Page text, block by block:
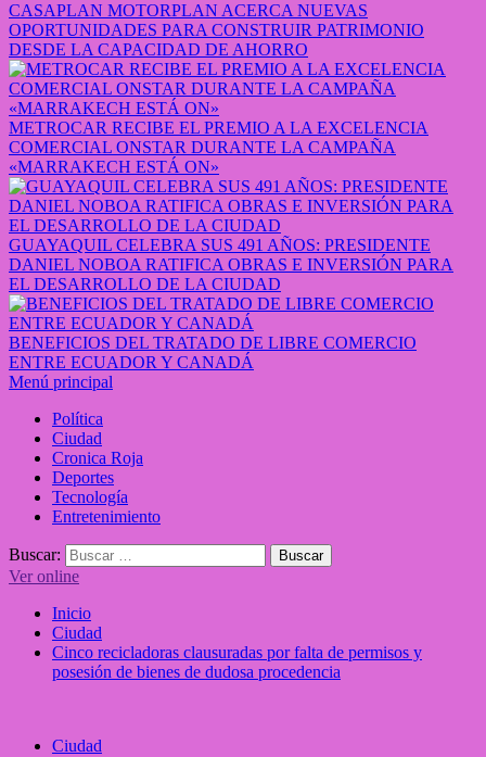
CASAPLAN MOTORPLAN ACERCA NUEVAS
OPORTUNIDADES PARA CONSTRUIR PATRIMONIO
DESDE LA CAPACIDAD DE AHORRO
METROCAR RECIBE EL PREMIO A LA EXCELENCIA
COMERCIAL ONSTAR DURANTE LA CAMPAÑA
«MARRAKECH ESTÁ ON»
GUAYAQUIL CELEBRA SUS 491 AÑOS: PRESIDENTE
DANIEL NOBOA RATIFICA OBRAS E INVERSIÓN PARA
EL DESARROLLO DE LA CIUDAD
BENEFICIOS DEL TRATADO DE LIBRE COMERCIO
ENTRE ECUADOR Y CANADÁ
Menú principal
Política
Ciudad
Cronica Roja
Deportes
Tecnología
Entretenimiento
Buscar:
Ver online
Inicio
Ciudad
Cinco recicladoras clausuradas por falta de permisos y
posesión de bienes de dudosa procedencia
Ciudad